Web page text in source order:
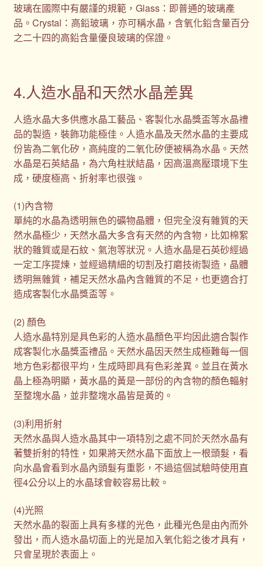
玻璃在國際中有嚴謹的規範，Glass：即普通的玻璃產
品。Crystal：高鉛玻璃，亦可稱水晶，含氧化鉛含量百分
之二十四的高鉛含量優良玻璃的保證。
4.人造水晶和天然水晶差異
人造水晶大多供應水晶工藝品、客製化水晶獎盃等水晶禮
品的製造，裝飾功能極佳。人造水晶及天然水晶的主要成
份皆為二氧化矽，高純度的二氧化矽便被稱為水晶。天然
水晶是石英結晶，為六角柱狀結晶，因高溫高壓環境下生
成，硬度極高、折射率也很強。
(1)內含物
單純的水晶為透明無色的礦物晶體，但完全沒有雜質的天
然水晶極少，天然水晶大多含有天然的內含物，比如棉絮
狀的雜質或是石紋、氣泡等狀況。人造水晶是石英砂經過
一定工序提煉，並經過精細的切割及打磨技術製造，晶體
透明無雜質，補足天然水晶內含雜質的不足，也更適合打
造成客製化水晶獎盃等。
(2) 顏色
人造水晶特別是具色彩的人造水晶顏色平均因此適合製作
成客製化水晶獎盃禮品。天然水晶因天然生成極難每一個
地方色彩都很平均，生成時即具有色彩差異。並且在黃水
晶上極為明顯，黃水晶的黃是一部份的內含物的顏色輻射
至整塊水晶，並非整塊水晶皆是黃的。
(3)利用折射
天然水晶與人造水晶其中一項特別之處不同於天然水晶有
著雙折射的特性，如果將天然水晶下面放上一根頭髮，看
向水晶會看到水晶內頭髮有重影，不過這個試驗時使用直
徑4公分以上的水晶球會較容易比較。
(4)光照
天然水晶的裂面上具有多樣的光色，此種光色是由內而外
發出，而人造水晶切面上的光是加入氧化鉛之後才具有，
只會呈現於表面上。